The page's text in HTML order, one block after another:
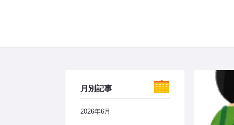
月別記事
2026年6月